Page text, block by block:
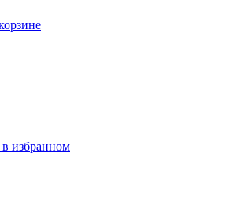
в избранном